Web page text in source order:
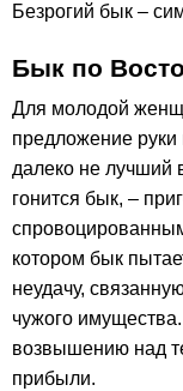
Безрогий бык –
Бык по
Для молодой
предложение
далеко не лучший
гонится бык, –
котором бык
неудачу,
чужого
возвышению над
прибыли.